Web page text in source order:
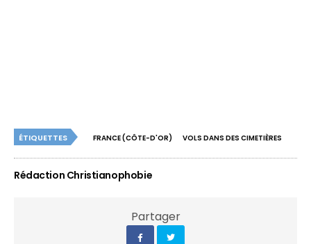
ÉTIQUETTES FRANCE (CÔTE-D'OR) VOLS DANS DES CIMETIÈRES
Rédaction Christianophobie
Partager